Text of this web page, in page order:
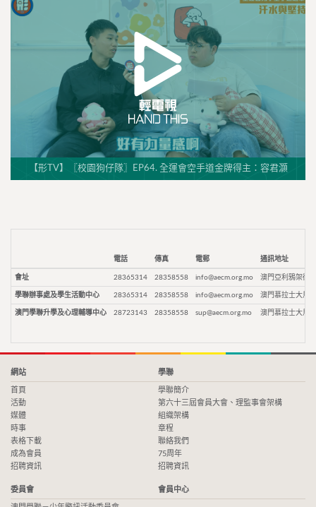
【形TV】〖校園狗仔隊〗EP64. 全運會空手道金牌得主：容君灝
電話 傳真 電郵 通訊地址
會址 28365314 28358558 info@aecm.org.mo 澳門亞利鴉架街9
學聯辦事處及學生活動中心 28365314 28358558 info@aecm.org.mo 澳門慕拉士大馬
澳門學聯升學及心理輔導中心 28723143 28358558 sup@aecm.org.mo 澳門慕拉士大馬
網站
首頁
活動
媒體
時事
表格下載
成為會員
招聘資訊
學聯
學聯簡介
第六十三屆會員大會、理監事會架構
組織架構
章程
聯絡我們
75周年
招聘資訊
委員會 會員中心